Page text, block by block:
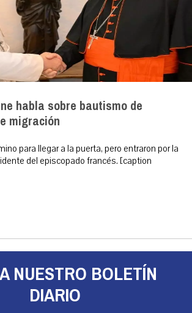
habla sobre bautismo de
migración
para llegar a la puerta, pero entraron por la
del episcopado francés. [caption
NUESTRO BOLETÍN
DIARIO